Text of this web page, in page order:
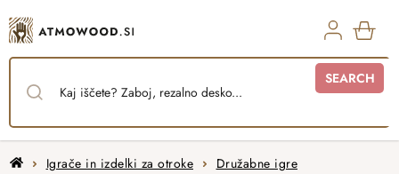
to
content
SEARCH
HomeIgrače in izdelki za otroke Družabne igre